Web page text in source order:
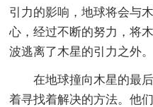
引力的影响，地球将会与
心，经过不断的努力，将
波逃离了木星的引力之外。
在地球撞向木星的最
着寻找着解决的方法。他